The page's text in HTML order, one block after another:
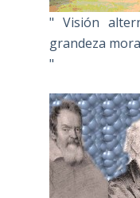
" Visión
grandeza
"